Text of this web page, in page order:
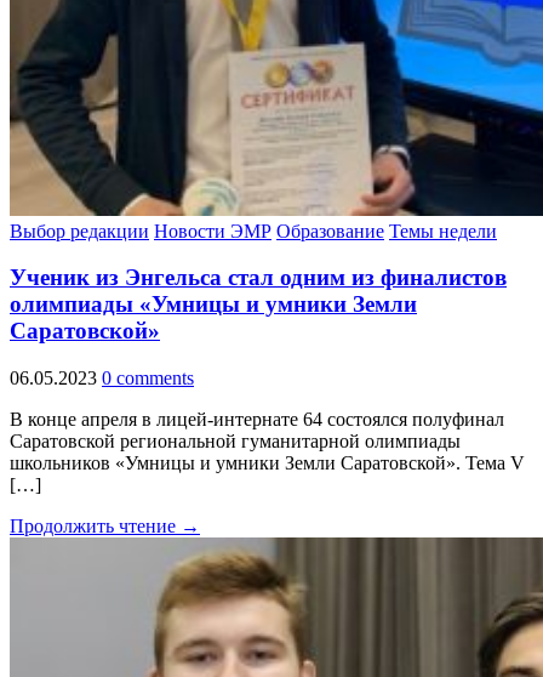
Выбор редакции Новости ЭМР Образование Темы недели
Ученик из Энгельса стал одним из финалистов
олимпиады «Умницы и умники Земли
Саратовской»
06.05.2023 0 comments
В конце апреля в лицей-интернате 64 состоялся полуфинал
Саратовской региональной гуманитарной олимпиады
школьников «Умницы и умники Земли Саратовской». Тема V
[…]
Продолжить чтение →